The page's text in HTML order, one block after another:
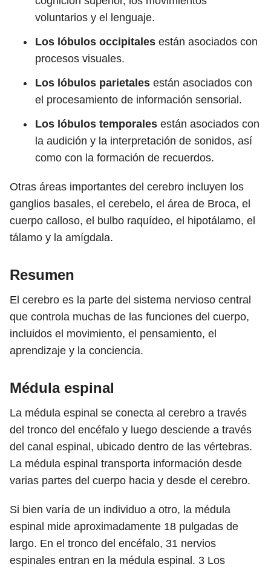
voluntarios y el lenguaje.
Los lóbulos occipitales están asociados con
procesos visuales.
Los lóbulos parietales están asociados con
el procesamiento de información sensorial.
Los lóbulos temporales están asociados con
la audición y la interpretación de sonidos, así
como con la formación de recuerdos.
Otras áreas importantes del cerebro incluyen los
ganglios basales, el cerebelo, el área de Broca, el
cuerpo calloso, el bulbo raquídeo, el hipotálamo, el
tálamo y la amígdala.
Resumen
El cerebro es la parte del sistema nervioso central
que controla muchas de las funciones del cuerpo,
incluidos el movimiento, el pensamiento, el
aprendizaje y la conciencia.
Médula espinal
La médula espinal se conecta al cerebro a través
del tronco del encéfalo y luego desciende a través
del canal espinal, ubicado dentro de las vértebras.
La médula espinal transporta información desde
varias partes del cuerpo hacia y desde el cerebro.
Si bien varía de un individuo a otro, la médula
espinal mide aproximadamente 18 pulgadas de
largo. En el tronco del encéfalo, 31 nervios
espinales entran en la médula espinal. 3 Los